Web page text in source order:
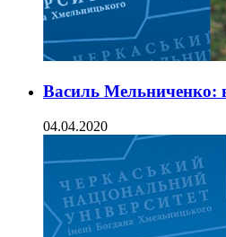
Василь Мельниченко:
04.04.2020